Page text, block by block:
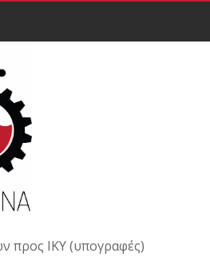
προς ΙΚΥ (υπογραφές)